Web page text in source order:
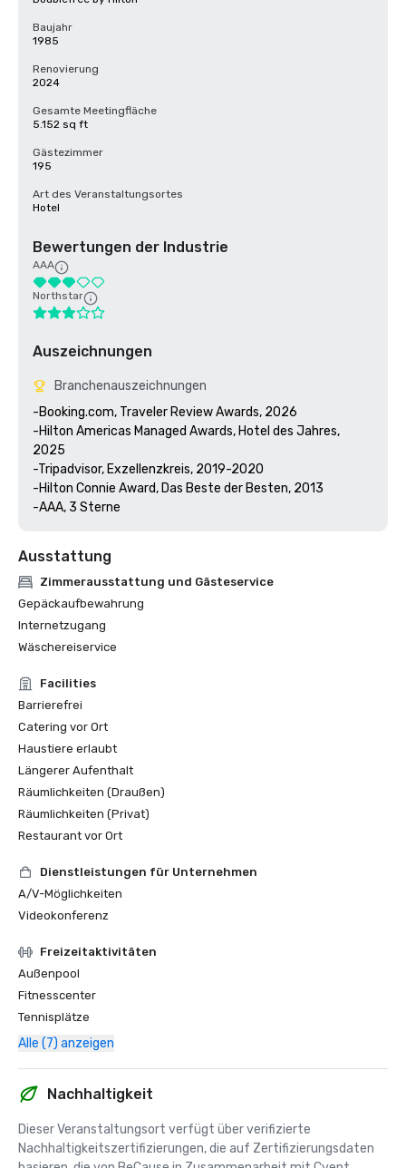
Baujahr
1985
Renovierung
2024
Gesamte Meetingfläche
5.152 sq ft
Gästezimmer
195
Art des Veranstaltungsortes
Hotel
Bewertungen der Industrie
AAA
Northstar
Auszeichnungen
Branchenauszeichnungen
-Booking.com, Traveler Review Awards, 2026
-Hilton Americas Managed Awards, Hotel des Jahres,
2025
-Tripadvisor, Exzellenzkreis, 2019-2020
-Hilton Connie Award, Das Beste der Besten, 2013
Ausstattung
Zimmerausstattung und Gästeservice
Gepäckaufbewahrung
Internetzugang
Wäschereiservice
Facilities
Barrierefrei
Catering vor Ort
Haustiere erlaubt
Längerer Aufenthalt
Räumlichkeiten (Draußen)
Räumlichkeiten (Privat)
Restaurant vor Ort
Dienstleistungen für Unternehmen
A/V-Möglichkeiten
Videokonferenz
Freizeitaktivitäten
Außenpool
Fitnesscenter
Tennisplätze
Alle (7) anzeigen
Nachhaltigkeit
Dieser Veranstaltungsort verfügt über verifizierte
Nachhaltigkeitszertifizierungen, die auf Zertifizierungsdaten